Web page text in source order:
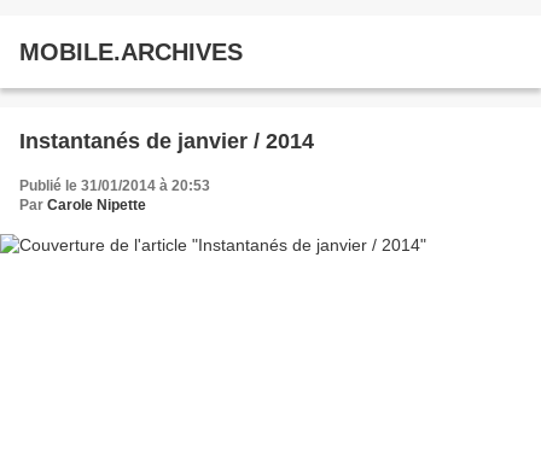
MOBILE.ARCHIVES
Instantanés de janvier / 2014
Publié le 31/01/2014 à 20:53
Par Carole Nipette